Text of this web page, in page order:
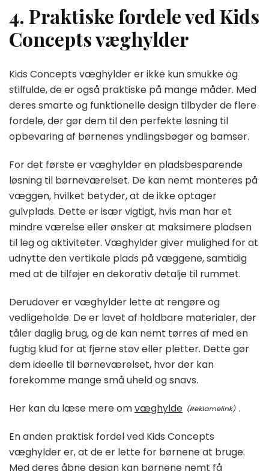
4. Praktiske fordele ved Kids
Concepts væghylder
Kids Concepts væghylder er ikke kun smukke og
stilfulde, de er også praktiske på mange måder. Med
deres smarte og funktionelle design tilbyder de flere
fordele, der gør dem til den perfekte løsning til
opbevaring af børnenes yndlingsbøger og bamser.
For det første er væghylder en pladsbesparende
løsning til børneværelset. De kan nemt monteres på
væggen, hvilket betyder, at de ikke optager
gulvplads. Dette er især vigtigt, hvis man har et
mindre værelse eller ønsker at maksimere pladsen
til leg og aktiviteter. Væghylder giver mulighed for at
udnytte den vertikale plads på væggene, samtidig
med at de tilføjer en dekorativ detalje til rummet.
Derudover er væghylder lette at rengøre og
vedligeholde. De er lavet af holdbare materialer, der
tåler daglig brug, og de kan nemt tørres af med en
fugtig klud for at fjerne støv eller pletter. Dette gør
dem ideelle til børneværelset, hvor der kan
forekomme mange små uheld og snavs.
Her kan du læse mere omvæghylde .
En anden praktisk fordel ved Kids Concepts
væghylder er, at de er lette for børnene at bruge.
Med deres åbne design kan børnene nemt få